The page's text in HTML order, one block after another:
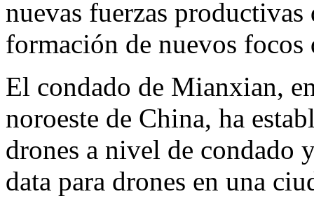
nuevas fuerzas
formación de nuevos
El condado de Mianxian,
noroeste de China, ha
drones a nivel de condado
data para drones en una